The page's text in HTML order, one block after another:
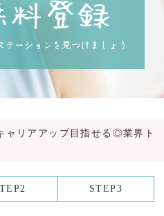
ャリアアップ目指せる◎業界ト
STEP3